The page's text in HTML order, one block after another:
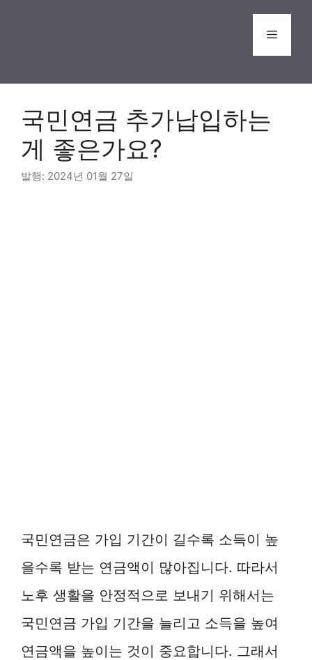
Menu
국민연금 추가납입하는
게 좋은가요?
2024년 01월 27일
국민연금은 가입 기간이 길수록 소득이 높
을수록 받는 연금액이 많아집니다. 따라서
노후 생활을 안정적으로 보내기 위해서는
국민연금 가입 기간을 늘리고 소득을 높여
연금액을 높이는 것이 중요합니다. 그래서